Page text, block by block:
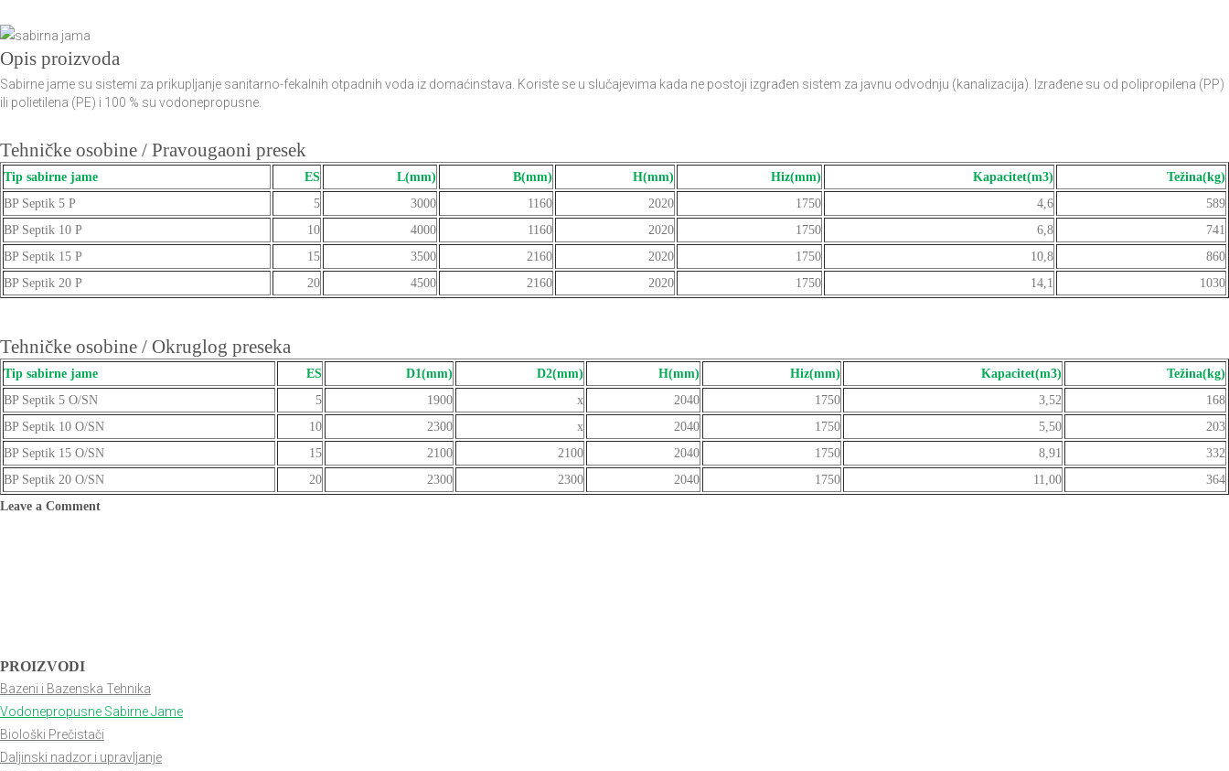
Opis proizvoda
Sabirne jame su sistemi za prikupljanje sanitarno-fekalnih otpadnih voda iz domaćinstava. Koriste se u slučajevima kada ne postoji izgrađen sistem za javnu odvodnju (kanalizacija). Izrađene su od polipropilena (PP)
ili polietilena (PE) i 100 % su vodonepropusne.
Tehničke osobine / Pravougaoni presek
Tip sabirne jame ES L(mm) B(mm) H(mm) Hiz(mm) Kapacitet(m3)
Težina(kg)
BP Septik 5 P
5 3000 1160 2020 1750 4,6
589
BP Septik 10 P
10 4000 1160 2020 1750 6,8
741
BP Septik 15 P
15 3500 2160 2020 1750 10,8
860
BP Septik 20 P
20 4500 2160 2020 1750 14,1 1030
Tehničke osobine / Okruglog preseka
Tip sabirne jame ES D1(mm) D2(mm) H(mm) Hiz(mm) Kapacitet(m3)
Težina(kg)
BP Septik 5 O/SN
5 1900 x 2040 1750 3,52
168
BP Septik 10 O/SN
10 2300 x 2040 1750 5,50
203
BP Septik 15 O/SN
15 2100 2100 2040 1750 8,91
332
BP Septik 20 O/SN
20 2300 2300 2040 1750 11,00
364
Leave a Comment
PROIZVODI
Bazeni i Bazenska Tehnika
Vodonepropusne Sabirne Jame
Biološki Prečistači
Daljinski nadzor i upravljanje